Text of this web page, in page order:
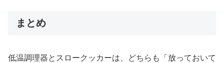
まとめ
低温調理器とスロークッカーは、どちらも「放っておいて